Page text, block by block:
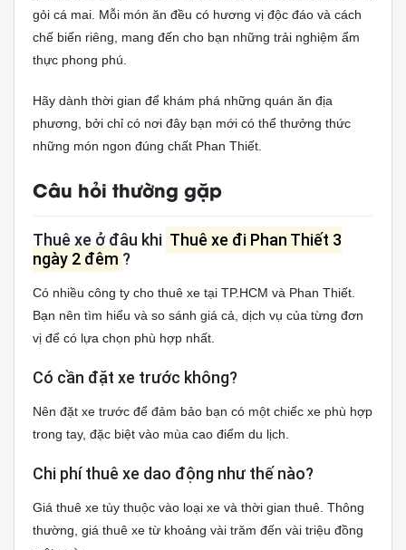
gỏi cá mai. Mỗi món ăn đều có hương vị độc đáo và cách
chế biến riêng, mang đến cho bạn những trải nghiệm ẩm
thực phong phú.
Hãy dành thời gian để khám phá những quán ăn địa
phương, bởi chỉ có nơi đây bạn mới có thể thưởng thức
những món ngon đúng chất Phan Thiết.
Câu hỏi thường gặp
Thuê xe ở đâu khi Thuê xe đi Phan Thiết 3
ngày 2 đêm ?
Có nhiều công ty cho thuê xe tại TP.HCM và Phan Thiết.
Bạn nên tìm hiểu và so sánh giá cả, dịch vụ của từng đơn
vị để có lựa chọn phù hợp nhất.
Có cần đặt xe trước không?
Nên đặt xe trước để đảm bảo bạn có một chiếc xe phù hợp
trong tay, đặc biệt vào mùa cao điểm du lịch.
Chi phí thuê xe dao động như thế nào?
Giá thuê xe tùy thuộc vào loại xe và thời gian thuê. Thông
thường, giá thuê xe từ khoảng vài trăm đến vài triệu đồng